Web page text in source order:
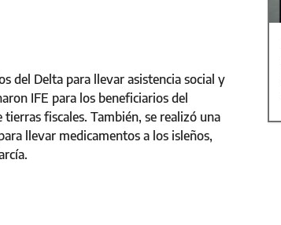
del Delta para llevar asistencia social y
IFE para los beneficiarios del
fiscales. También, se realizó una
llevar medicamentos a los isleños,